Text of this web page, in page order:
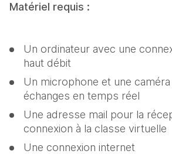
Matériel requis :
Un ordinateur avec une
haut débit
Un microphone et une
échanges en temps réel
Une adresse mail pour la
connexion à la classe virtuelle
Une connexion internet